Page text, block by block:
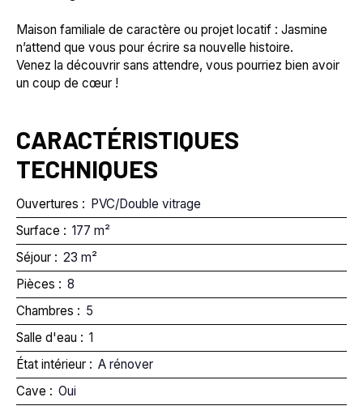
Maison familiale de caractère ou projet locatif : Jasmine
n’attend que vous pour écrire sa nouvelle histoire.
Venez la découvrir sans attendre, vous pourriez bien avoir
un coup de cœur !
CARACTÉRISTIQUES
TECHNIQUES
Ouvertures : PVC/Double vitrage
Surface : 177 m²
Séjour : 23 m²
Pièces : 8
Chambres : 5
Salle d'eau : 1
État intérieur : A rénover
Cave : Oui